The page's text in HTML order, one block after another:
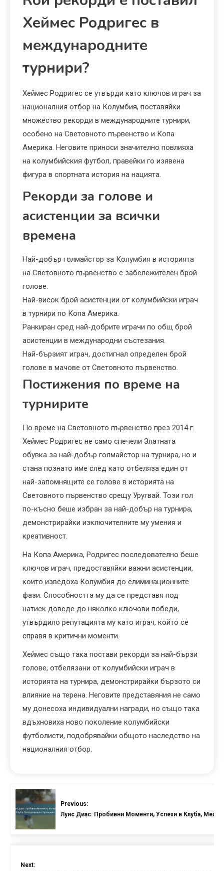
Хеймес Родригес в
международните
турнири?
Хеймес Родригес се утвърди като ключов играч за
националния отбор на Колумбия, поставяйки
множество рекорди в международните турнири,
особено на Световното първенство и Копа
Америка. Неговите приноси значително повлияха
на колумбийския футбол, правейки го изявена
фигура в спортната история на нацията.
Рекорди за голове и
асистенции за всички
времена
Най-добър голмайстор за Колумбия в историята
на Световното първенство с забележителен брой
голове.
Най-висок брой асистенции от колумбийски играч
в турнири по Копа Америка.
Ранкиран сред най-добрите играчи по общ брой
асистенции в международни състезания.
Най-бързият играч, достигнал определен брой
голове в мачове от Световното първенство.
Постижения по време на
турнирите
По време на Световното първенство през 2014 г.
Хеймес Родригес не само спечели Златната
обувка за най-добър голмайстор на турнира, но и
стана познато име след като отбеляза един от
най-запомнящите се голове в историята на
Световното първенство срещу Уругвай. Този гол
по-късно беше избран за най-добър на турнира,
демонстрирайки изключителните му умения и
креативност.
На Копа Америка, Родригес последователно беше
ключов играч, предоставяйки важни асистенции,
които изведоха Колумбия до елиминационните
фази. Способността му да се представя под
натиск доведе до няколко ключови победи,
утвърдило репутацията му като играч, който се
справя в критични моменти.
Хеймес също така постави рекорди за най-бързи
голове, отбелязани от колумбийски играч в
историята на турнира, демонстрирайки бързото си
влияние на терена. Неговите представяния не само
му донесоха индивидуални награди, но също така
вдъхновиха ново поколение колумбийски
футболисти, подобрявайки общото наследство на
националния отбор.
Previous:
Луис Диас: Пробивни Моменти, Успехи в Клуба,
Next: